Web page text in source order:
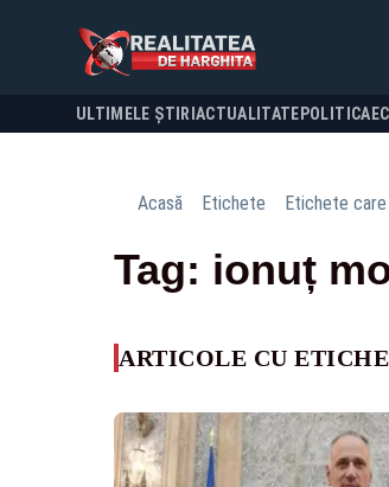
ULTIMELE ȘTIRI ACTUALITATE POLITICA
Acasă Etichete Etichete
Tag: ionuț
ARTICOLE CU